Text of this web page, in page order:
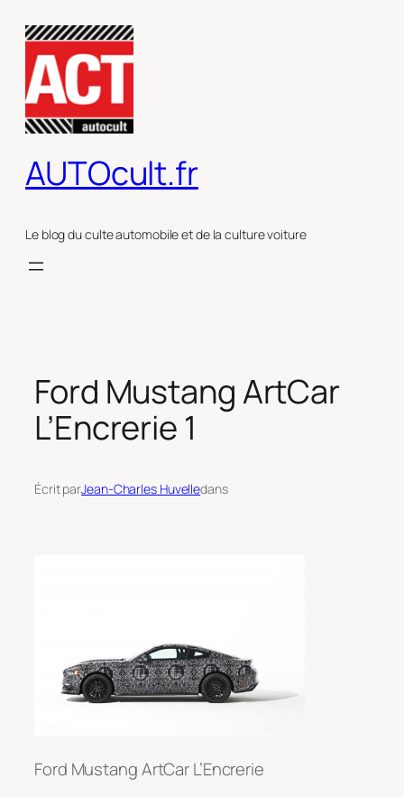
contenu
AUTOcult.fr
Le blog du culte automobile et de la culture voiture
Ford Mustang ArtCar
L’Encrerie 1
Écrit parJean-Charles Huvelledans
Ford Mustang ArtCar L’Encrerie